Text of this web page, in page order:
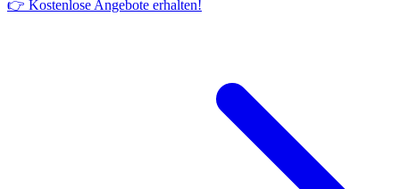
👉 Kostenlose Angebote erhalten!